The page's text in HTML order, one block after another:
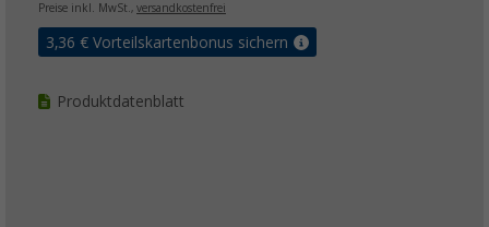
Preise inkl. MwSt., versandkostenfrei
3,36 € Vorteilskartenbonus sichern
Produktdatenblatt